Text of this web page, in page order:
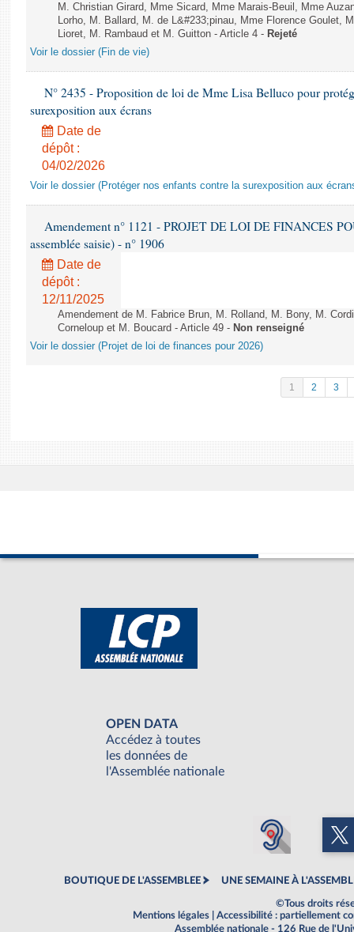
M. Christian Girard, Mme Sicard, Mme Marais-Beuil, Mme
Lorho, M. Ballard, M. de L&#233;pinau, Mme Florence Goulet,
Lioret, M. Rambaud et M. Guitton - Article 4 - Rejeté
Voir le dossier (Fin de vie)
N° 2435 - Proposition de loi de Mme Lisa Belluco pour
surexposition aux écrans
Date de
dépôt :
04/02/2026
Voir le dossier (Protéger nos enfants contre la surexposition aux
Amendement n° 1121 - PROJET DE LOI DE FINANCES
assemblée saisie) - n° 1906
Date de
dépôt :
12/11/2025
Amendement de M. Fabrice Brun, M. Rolland, M. Bony, M.
Corneloup et M. Boucard - Article 49 - Non renseigné
Voir le dossier (Projet de loi de finances pour 2026)
1 2 3
OPEN DATA
Accédez à toutes
les données de
l'Assemblée nationale
BOUTIQUE DE L'ASSEMBLEE UNE SEMAINE À
©Tous droits
Mentions légales
Accessibilité : partiellement
Assemblée nationale - 126 Rue de